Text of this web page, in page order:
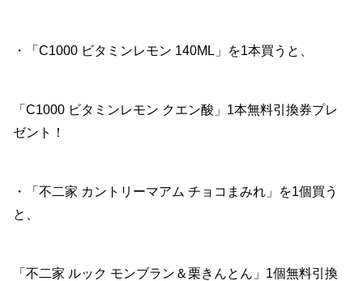
・「C1000 ビタミンレモン 140ML」を1本買うと、
「C1000 ビタミンレモン クエン酸」1本無料引換券プレ
ゼント！
・「不二家 カントリーマアム チョコまみれ」を1個買う
と、
「不二家 ルック モンブラン＆栗きんとん」1個無料引換